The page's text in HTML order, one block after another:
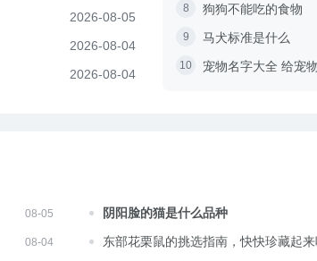
2026-08-05
2026-08-04
2026-08-04
狗狗不能吃的食物
马犬标准是什么
宠物名字大全 给宠物取
08-05 阴阳脸的猫是什么品种
08-04 东部花栗鼠的挑选指南，快快珍藏起来